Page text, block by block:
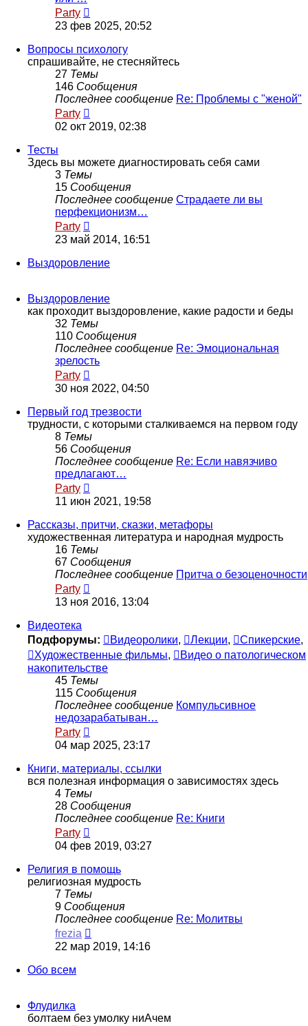
Party
к
последнему
сообщению
23 фев 2025, 20:52
Вопросы психологу
спрашивайте, не стесняйтесь
27 Темы
146 Сообщения
Последнее сообщение Re: Проблемы с "женой"
Party
к
последнему
02 окт 2019, 02:38
Тесты
Здесь вы можете диагностировать себя сами
3 Темы
15 Сообщения
Последнее сообщение Страдаете ли вы
перфекционизм…
Party
к
последнему
сообщению
23 май 2014, 16:51
Выздоровление
Выздоровление
как проходит выздоровление, какие радости и беды
32 Темы
110 Сообщения
Последнее сообщение Re: Эмоциональная
зрелость
Party
к
последнему
сообщению
30 ноя 2022, 04:50
Первый год трезвости
трудности, с которыми сталкиваемся на первом году
8 Темы
56 Сообщения
Последнее сообщение Re: Если навязчиво
предлагают…
Party
к
последнему
сообщению
11 июн 2021, 19:58
Рассказы, притчи, сказки, метафоры
художественная литература и народная мудрость
16 Темы
67 Сообщения
Последнее сообщение Притча о безоценочности
Party
к
последнему
13 ноя 2016, 13:04
Видеотека
Подфорумы:
Видеоролики, Лекции, Спикерские,
Художественные фильмы,
Видео о патологическом
накопительстве
45 Темы
115 Сообщения
Последнее сообщение Компульсивное
недозарабатыван…
Party
к
последнему
сообщению
04 мар 2025, 23:17
Книги, материалы, ссылки
вся полезная информация о зависимостях здесь
4 Темы
28 Сообщения
Последнее сообщение Re: Книги
Party
к
последнему
сообщению
04 фев 2019, 03:27
Религия в помощь
религиозная мудрость
7 Темы
9 Сообщения
Последнее сообщение Re: Молитвы
frezia
к
последнему
22 мар 2019, 14:16
Обо всем
Флудилка
болтаем без умолку ниАчем